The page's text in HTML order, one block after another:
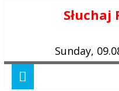
Słuchaj
Sunday,